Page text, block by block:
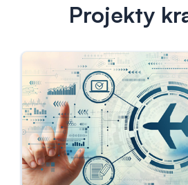
Projekty